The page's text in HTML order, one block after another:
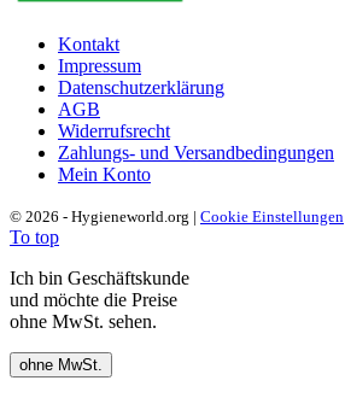
Kontakt
Impressum
Datenschutzerklärung
AGB
Widerrufsrecht
Zahlungs- und Versandbedingungen
Mein Konto
© 2026 - Hygieneworld.org | Cookie Einstellungen
To top
Ich bin Geschäftskunde
und möchte die Preise
ohne MwSt. sehen.
ohne MwSt.